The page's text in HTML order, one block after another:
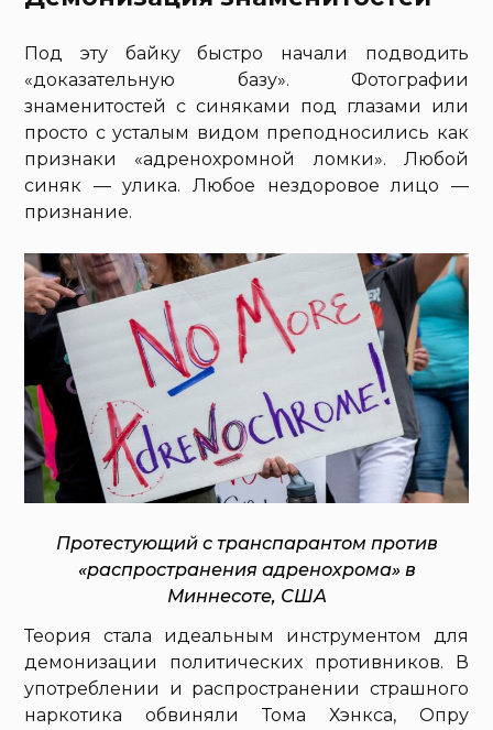
Под эту байку быстро начали подводить
«доказательную базу». Фотографии
знаменитостей с синяками под глазами или
просто с усталым видом преподносились как
признаки «адренохромной ломки». Любой
синяк — улика. Любое нездоровое лицо —
признание.
Протестующий с транспарантом против
«распространения адренохрома» в
Миннесоте, США
Теория стала идеальным инструментом для
демонизации политических противников. В
употреблении и распространении страшного
наркотика обвиняли Тома Хэнкса, Опру